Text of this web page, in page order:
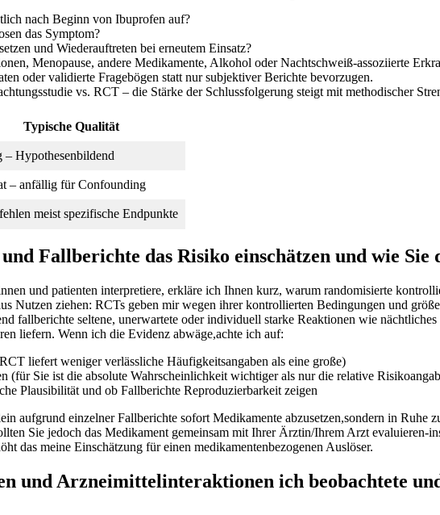
nach Beginn von Ibuprofen‌ auf?
das​ Symptom?
⁣und Wiederauftreten bei erneutem Einsatz?
Menopause, andere Medikamente, Alkohol oder Nachtschweiß‑assoziierte⁣
oder validierte Fragebögen ⁣statt nur ⁤subjektiver Berichte bevorzugen.
vs. ‍RCT – die Stärke ‍der Schlussfolgerung​ steigt mit methodischer⁢
Typische Qualität
– Hypothesenbildend
– anfällig für⁤ Confounding
meist spezifische Endpunkte
Fallberichte das Risiko einschätzen‍ und wie Sie
und patienten interpretiere, erkläre‌ ich Ihnen kurz, warum randomisierte
Nutzen ziehen: RCTs​ geben mir wegen ihrer ⁣kontrollierten Bedingungen und​
fallberichte ​seltene, unerwartete oder individuell ​starke Reaktionen wie
liefern. Wenn ​ich die⁢ Evidenz abwäge,achte ich auf:
liefert⁢ weniger ⁣verlässliche Häufigkeitsangaben als ⁢eine große)
(für Sie ist die⁤ absolute ⁣Wahrscheinlichkeit ⁣wichtiger als nur die‌ relative
‍Plausibilität und ob Fallberichte ⁤Reproduzierbarkeit zeigen
aufgrund einzelner Fallberichte ⁣sofort Medikamente abzusetzen,sondern in Ruhe
Sie ⁢jedoch das Medikament gemeinsam mit Ihrer‌ Ärztin/Ihrem⁤ Arzt ⁣evaluieren-
das meine Einschätzung für einen medikamentenbezogenen Auslöser.
und Arzneimittelinteraktionen ich beobachtete